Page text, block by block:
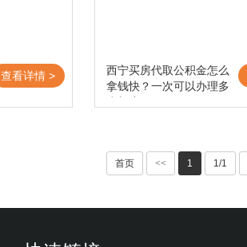
查看详情 >
西宁买房代取公积金怎么
拿钱快？一次可以办理多
首页 << 1 1/1